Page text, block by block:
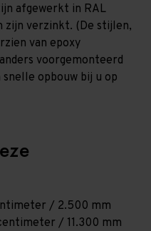
afgewerkt in RAL
zijn verzinkt. (De stijlen,
van epoxy
voorgemonteerd
opbouw bij u op
/ 2.500 mm
/ 11.300 mm